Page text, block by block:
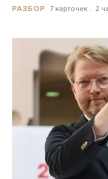
РАЗБОР 7 карточек 2